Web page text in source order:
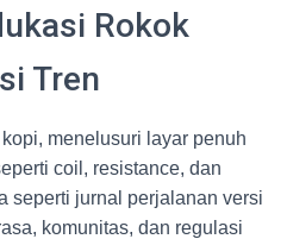
Rokok
Tren
menelusuri layar penuh
coil, resistance, dan
seperti jurnal perjalanan versi
komunitas, dan regulasi